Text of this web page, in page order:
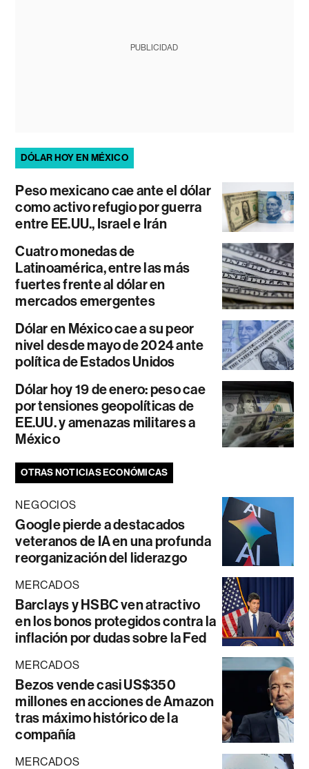
PUBLICIDAD
DÓLAR HOY EN MÉXICO
Peso mexicano cae ante el dólar
como activo refugio por guerra
entre EE.UU., Israel e Irán
Cuatro monedas de
Latinoamérica, entre las más
fuertes frente al dólar en
mercados emergentes
Dólar en México cae a su peor
nivel desde mayo de 2024 ante
política de Estados Unidos
Dólar hoy 19 de enero: peso cae
por tensiones geopolíticas de
EE.UU. y amenazas militares a
México
OTRAS NOTICIAS ECONÓMICAS
NEGOCIOS
Google pierde a destacados
veteranos de IA en una profunda
reorganización del liderazgo
MERCADOS
Barclays y HSBC ven atractivo
en los bonos protegidos contra la
inflación por dudas sobre la Fed
MERCADOS
Bezos vende casi US$350
millones en acciones de Amazon
tras máximo histórico de la
compañía
MERCADOS